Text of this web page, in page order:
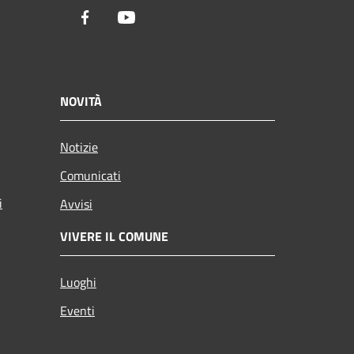
Facebook
NOVITÀ
Notizie
Comunicati
Avvisi
VIVERE IL COMUNE
Luoghi
Eventi